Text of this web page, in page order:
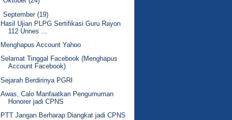
September (19)
Hasil Ujian PLPG Sertifikasi Guru Rayon
112 Unnes ...
Menghapus Account Yahoo
Selamat Tinggal Facebook (Menghapus
Account Facebook)
Sejarah Berdirinya PGRI
Awas, Calo Manfaatkan Pengumuman
Honorer jadi CPNS
PTT Jangan Berharap Diangkat jadi CPNS